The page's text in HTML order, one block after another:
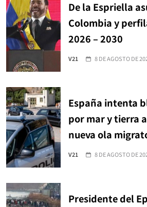
De la Espriella
Colombia y
2026 – 2030
V21 8 DE AGOSTO DE
España intenta
por mar y tierra
nueva ola
V21 8 DE AGOSTO DE
Presidente del